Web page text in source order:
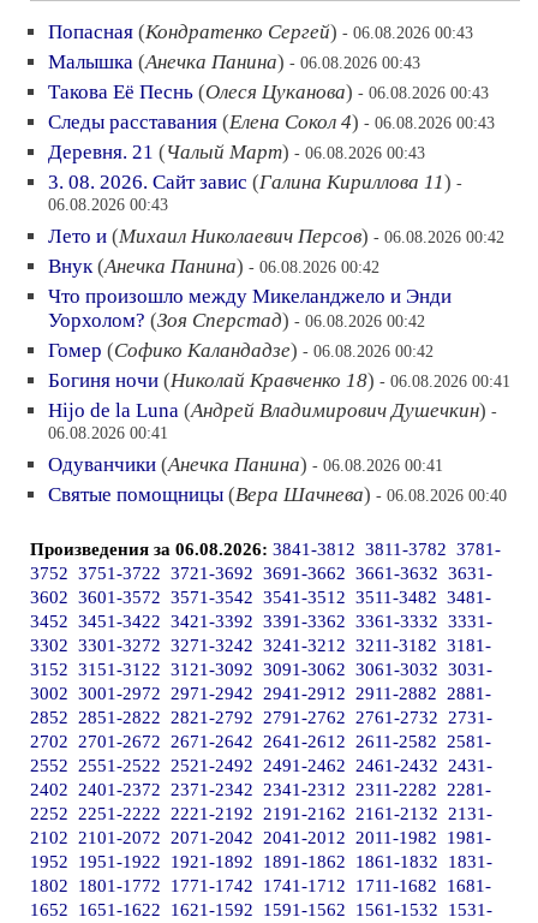
Попасная (Кондратенко Сергей) - 06.08.2026 00:43
Малышка (Анечка Панина) - 06.08.2026 00:43
Такова Её Песнь (Олеся Цуканова) - 06.08.2026 00:43
Следы расставания (Елена Сокол 4) - 06.08.2026 00:43
Деревня. 21 (Чалый Март) - 06.08.2026 00:43
3. 08. 2026. Сайт завис (Галина Кириллова 11) -
06.08.2026 00:43
Лето и (Михаил Николаевич Персов) - 06.08.2026 00:42
Внук(Анечка Панина) - 06.08.2026 00:42
Что произошло между Микеланджело и Энди
Уорхолом? (Зоя Сперстад) - 06.08.2026 00:42
Гомер (Софико Каландадзе) - 06.08.2026 00:42
Богиня ночи (Николай Кравченко 18) - 06.08.2026 00:41
Hijo de la Luna (Андрей Владимирович Душечкин) -
06.08.2026 00:41
Одуванчики (Анечка Панина) - 06.08.2026 00:41
Святые помощницы (Вера Шачнева) - 06.08.2026 00:40
Произведения за 06.08.2026: 3841-3812 3811-3782 3781-
3752 3751-3722 3721-3692 3691-3662 3661-3632 3631-
3602 3601-3572 3571-3542 3541-3512 3511-3482 3481-
3452 3451-3422 3421-3392 3391-3362 3361-3332 3331-
3302 3301-3272 3271-3242 3241-3212 3211-3182 3181-
3152 3151-3122 3121-3092 3091-3062 3061-3032 3031-
3002 3001-2972 2971-2942 2941-2912 2911-2882
2881-
2852
2851-2822 2821-2792 2791-2762 2761-2732
2731-
2702
2701-2672 2671-2642 2641-2612 2611-2582
2581-
2552
2551-2522 2521-2492 2491-2462 2461-2432
2431-
2402
2401-2372 2371-2342 2341-2312 2311-2282
2281-
2252
2251-2222 2221-2192 2191-2162 2161-2132
2131-
2102
2101-2072 2071-2042 2041-2012 2011-1982
1981-
1952
1951-1922 1921-1892 1891-1862 1861-1832
1831-
1802
1801-1772 1771-1742 1741-1712 1711-1682
1681-
1652
1651-1622 1621-1592 1591-1562 1561-1532
1531-